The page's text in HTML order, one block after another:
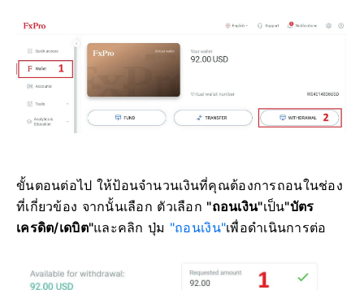
ขั้นตอนต่อไป ให้ป้อนจำนวนเงินที่คุณต้องการถอนในช่อง
ที่เกี่ยวข้อง จากนั้นเลือก ตัวเลือก "ถอนเงิน"เป็น"บัตร
เครดิต/เดบิต"และคลิก ปุ่ม "ถอนเงิน"เพื่อดำเนินการต่อ